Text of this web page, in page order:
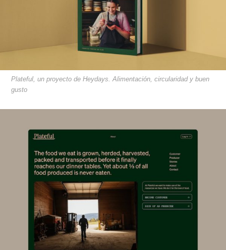
Plateful, un proyecto de Heydays. Alimentación, circularidad y buen
gusto